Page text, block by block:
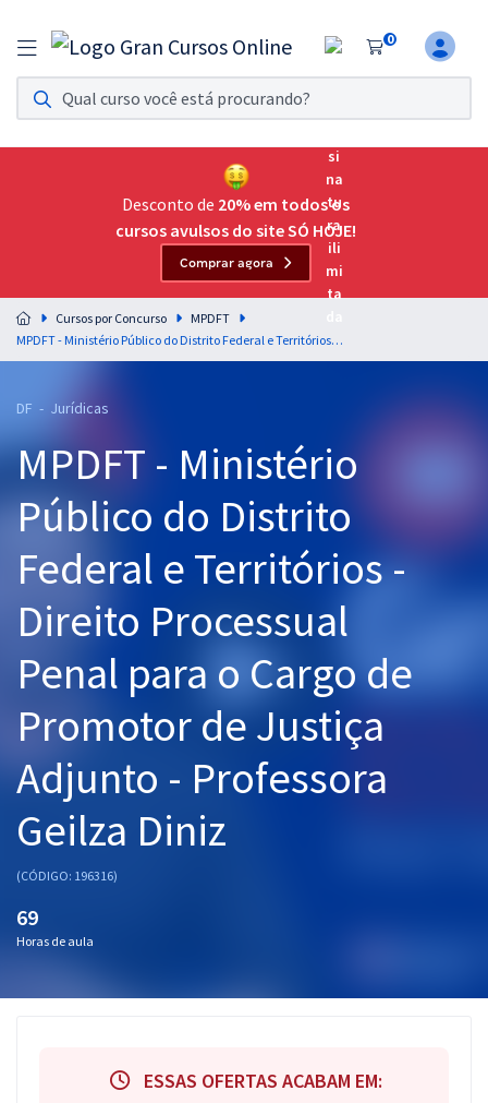
0
Assinatura Ilimitada 11
Acesso a todos os cursos. Teste grátis por 7 dias!
Assinatura OAB Até Passar
Acesso ilimitado a toda preparação para o Exame da
Residências Multiprofissionais
Preparação completa e intensiva para as principais
residências em saúde do Brasil
Cursos 20% OFF
Pós
Graduação
OAB
Questões grátis
Aprovados
Desconto de 20% em todos os
cursos avulsos do site SÓ HOJE!
Comprar agora
Cursos por Concurso
MPDFT
MPDFT - Ministério Público do Distrito Federal e Territórios - Direito Processual Penal para o Cargo de Promotor de Justiça Adjunto - Professora Geilza Diniz
DF - Jurídicas
MPDFT - Ministério
Público do Distrito
Federal e Territórios -
Direito Processual
Penal para o Cargo de
Promotor de Justiça
Adjunto - Professora
Geilza Diniz
(CÓDIGO: 196316)
69
Horas de aula
ESSAS OFERTAS ACABAM EM: